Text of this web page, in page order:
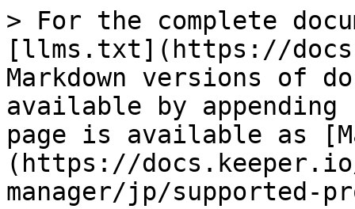
> For the complete
[llms.txt](https://
Markdown versions of
available by
page is available as
(https://
manager/jp/supported-